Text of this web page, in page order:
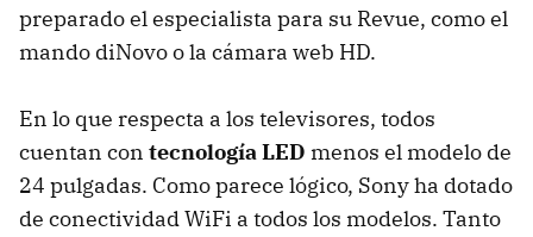
preparado el especialista para su Revue, como el
mando diNovo o la cámara web HD.
En lo que respecta a los televisores, todos
cuentan con tecnología LED menos el modelo de
24 pulgadas. Como parece lógico, Sony ha dotado
de conectividad WiFi a todos los modelos. Tanto